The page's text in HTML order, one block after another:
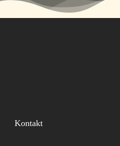
Kontakt